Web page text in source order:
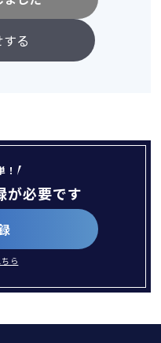
る
が必要です
ちら